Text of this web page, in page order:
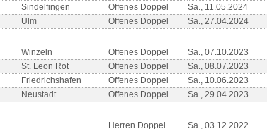
Sindelfingen Offenes Doppel Sa., 11.05.2024
Ulm Offenes Doppel Sa., 27.04.2024
Winzeln Offenes Doppel Sa., 07.10.2023
St. Leon Rot Offenes Doppel Sa., 08.07.2023
Friedrichshafen Offenes Doppel Sa., 10.06.2023
Neustadt Offenes Doppel Sa., 29.04.2023
Herren Doppel Sa., 03.12.2022